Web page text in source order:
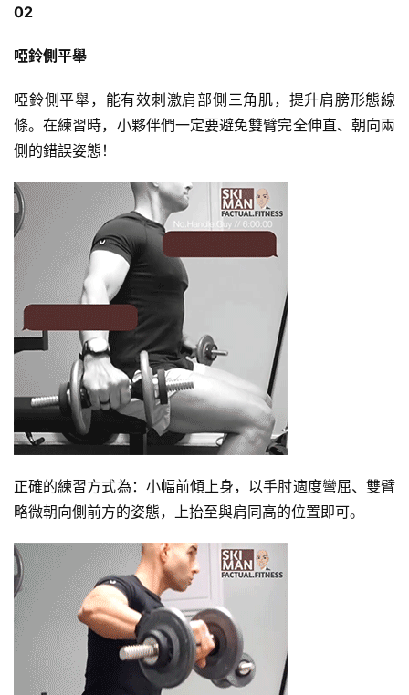
02
啞鈴側平舉
啞鈴側平舉，能有效刺激肩部側 三角肌，提升肩膀形態線
條。在練習時，小夥伴們一定要避免雙臂完全伸直、朝向兩
側的錯誤姿態！
正確的練習方式為：小幅前傾上身，以手肘適度彎屈、雙臂
略微朝向側前方的姿態，上抬至與肩同高的位置即可。